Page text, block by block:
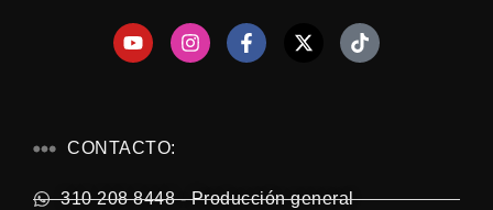
CONTACTO:
310 208 8448 - Producción general